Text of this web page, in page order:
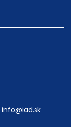
info@iad.sk